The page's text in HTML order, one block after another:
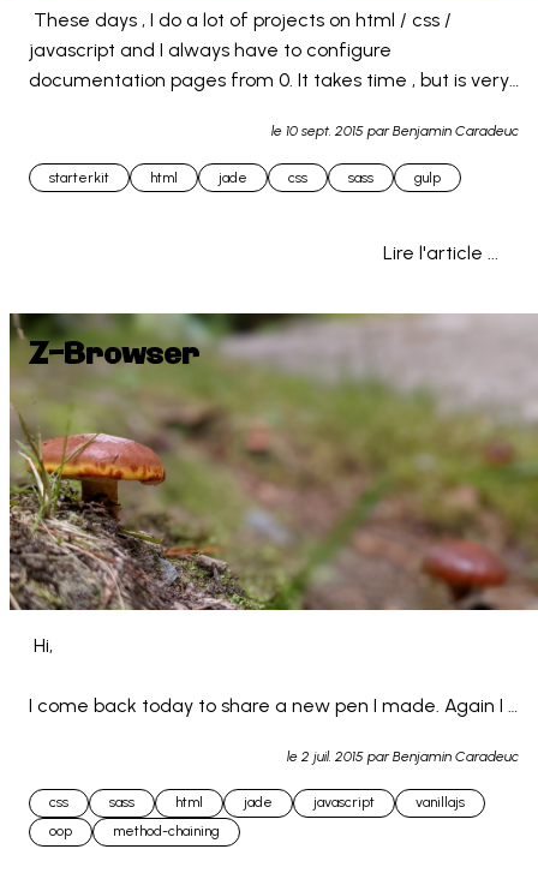
These days , I do a lot of projects on html / css /
javascript and I always have to configure
documentation pages from 0. It takes time , but is very
le 10 sept. 2015 par Benjamin Caradeuc
starterkit html jade css sass gulp
Lire l'article ...
Z-Browser
Hi,
I come back today to share a new pen I made. Again I
le 2 juil. 2015 par Benjamin Caradeuc
css sass html jade javascript
vanillajs
oop
method-chaining